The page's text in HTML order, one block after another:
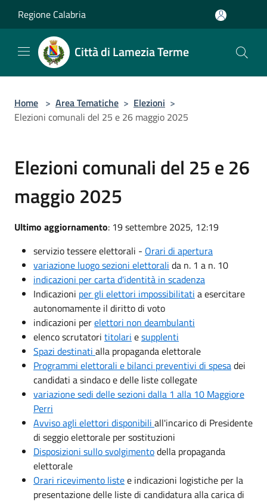
Regione Calabria
Città di Lamezia Terme
Home > Area Tematiche > Elezioni >
Elezioni comunali del 25 e 26 maggio 2025
Elezioni comunali del 25 e 26
maggio 2025
Ultimo aggiornamento: 19 settembre 2025, 12:19
servizio tessere elettorali - Orari di apertura
variazione luogo sezioni elettorali da n. 1 a n. 10
indicazioni per carta d'identità in scadenza
Indicazioni per gli elettori impossibilitati a esercitare
autonomamente il diritto di voto
indicazioni perelettori non deambulanti
elenco scrutatori titolari esupplenti
Spazi destinati alla propaganda elettorale
Programmi elettorali e bilanci preventivi di spesadei
candidati a sindaco e delle liste collegate
variazione sedi delle sezioni dalla 1 alla 10 Maggiore
Perri
Avviso agli elettori disponibili all'incarico di Presidente
di seggio elettorale per sostituzioni
Disposizioni sullo svolgimentodella propaganda
elettorale
Orari ricevimento listee indicazioni logistiche per la
presentazione delle liste di candidatura alla carica di